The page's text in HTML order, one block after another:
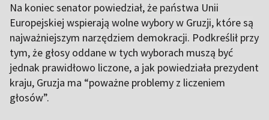
Na koniec senator powiedział, że państwa Unii
Europejskiej wspierają wolne wybory w Gruzji, które są
najważniejszym narzędziem demokracji. Podkreślił przy
tym, że głosy oddane w tych wyborach muszą być
jednak prawidłowo liczone, a jak powiedziała prezydent
kraju, Gruzja ma “poważne problemy z liczeniem
głosów”.